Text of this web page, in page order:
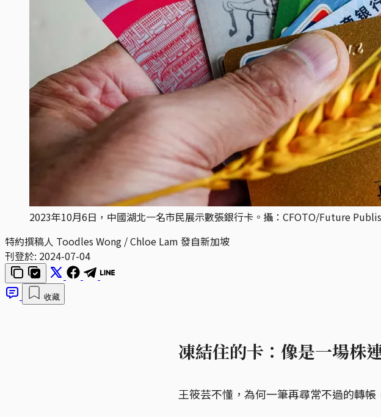
2023年10月6日，中國湖北一名市民展示數張銀行卡。攝：CFOTO/Future
特約撰稿人 Toodles Wong / Chloe Lam 發自新加坡
刊登於: 2024-07-04
收藏
凍結住的卡：像是一場株
王筱芸不懂，為何一筆再尋常不過的轉